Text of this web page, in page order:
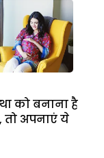
को बनाना है
अपनाएं ये